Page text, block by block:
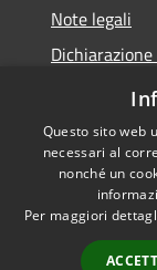
Note legali
Obiettivi di
Accessibilità
Questo sito web
necessari al
nonché un
Per maggiori